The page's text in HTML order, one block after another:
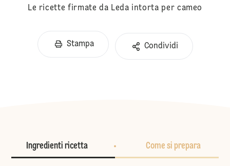
Le ricette firmate da Leda intorta per cameo
Stampa Condividi
Ingredienti ricetta Come si prepara